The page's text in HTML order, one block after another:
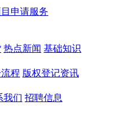
申请服务
热点新闻 基础知识
程 版权登记资讯
我们 招聘信息